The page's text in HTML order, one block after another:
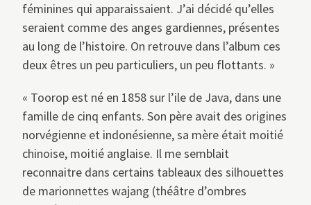
féminines qui apparaissaient. J’ai décidé qu’elles
seraient comme des anges gardiennes, présentes
au long de l’histoire. On retrouve dans l’album ces
deux êtres un peu particuliers, un peu flottants. »
« Toorop est né en 1858 sur l’ile de Java, dans une
famille de cinq enfants. Son père avait des origines
norvégienne et indonésienne, sa mère était moitié
chinoise, moitié anglaise. Il me semblait
reconnaitre dans certains tableaux des silhouettes
de marionnettes wajang (théâtre d’ombres